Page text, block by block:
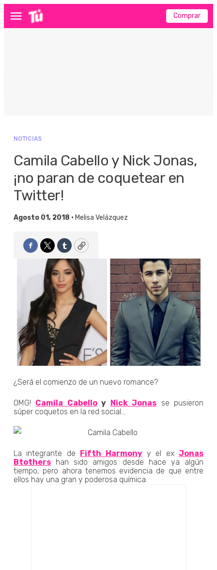
Menú Comprar
NOTICIAS
Camila Cabello y Nick Jonas,
¡no paran de coquetear en
Twitter!
Agosto 01, 2018 • Melisa Velázquez
Facebook
TwitterTumblrCopy
¿Será el comienzo de un nuevo romance?
OMG! Camila Cabelloy Nick Jonas se pusieron
súper coquetos en la red social...
La integrante de Fifth Harmonyy el ex Jonas
Btothers han sido amigos desde hace ya algún
tiempo, pero ahora tenemos evidencia de que entre
ellos hay una gran y poderosa química.